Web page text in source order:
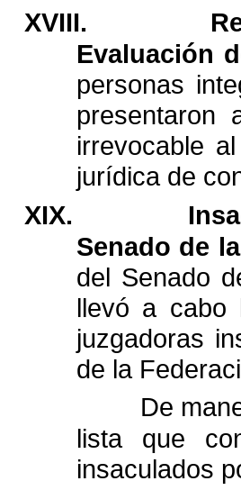
XVIII.
Evaluación
personas
presentaron
irrevocable al
jurídica de
XIX.
Senado de la
del Senado
llevó a cabo
juzgadoras
de la
De
lista
que
insaculados